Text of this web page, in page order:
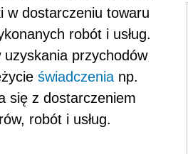
w dostarczeniu towaru
robót i usług.
uzyskania przychodów
świadczenia np.
się z dostarczeniem
robót i usług.